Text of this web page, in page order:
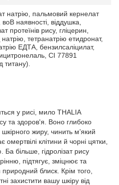
натрію, пальмовий кернелат
воВ наявності, віддушка,
протеїнів рису, гліцерин,
тетранатрію етидронат,
ЕДТА, бензилсаліцилат,
CI 77891
титану).
у рисі, мило THALIA
та здоров'я. Воно глибоко
жиру, чинить м’який
клітини й чорні цятки,
Ба більше, гідролізат рису
підтягує, зміцнює та
блиск. Крім того,
захистити вашу шкіру від